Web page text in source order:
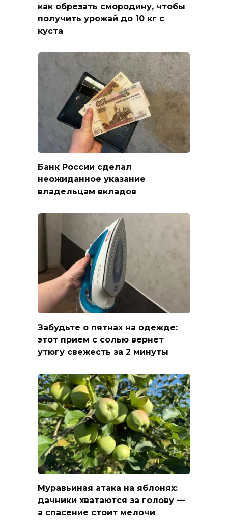
как обрезать смородину, чтобы
получить урожай до 10 кг с
куста
Банк России сделал
неожиданное указание
владельцам вкладов
Забудьте о пятнах на одежде:
этот прием с солью вернет
утюгу свежесть за 2 минуты
Муравьиная атака на яблонях:
дачники хватаются за голову —
а спасение стоит мелочи